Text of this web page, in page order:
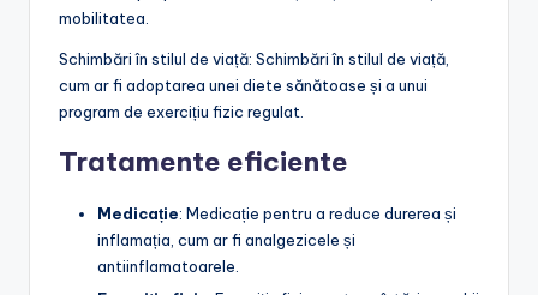
mobilitatea.
Schimbări în stilul de viață: Schimbări în stilul de viață,
cum ar fi adoptarea unei diete sănătoase și a unui
program de exercițiu fizic regulat.
Tratamente eficiente
Medicație: Medicație pentru a reduce durerea și
inflamația, cum ar fi analgezicele și
antiinflamatoarele.